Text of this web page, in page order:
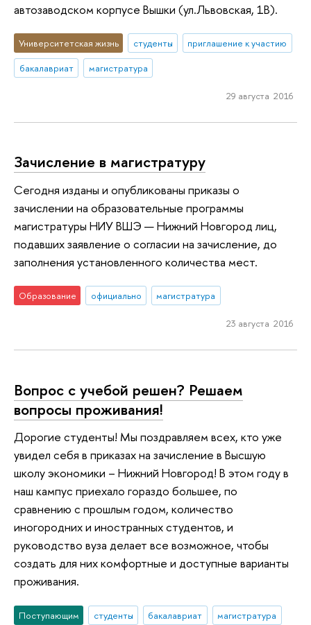
автозаводском корпусе Вышки (ул.Львовская, 1В).
Университетская жизнь студенты
приглашение к участию
бакалавриат
магистратура
29 августа 2016
Зачисление в магистратуру
Сегодня изданы и опубликованы приказы о
зачислении на образовательные программы
магистратуры НИУ ВШЭ — Нижний Новгород лиц,
подавших заявление о согласии на зачисление, до
заполнения установленного количества мест.
Образование официально магистратура
23 августа 2016
Вопрос с учебой решен? Решаем
вопросы проживания!
Дорогие студенты! Мы поздравляем всех, кто уже
увидел себя в приказах на зачисление в Высшую
школу экономики – Нижний Новгород! В этом году в
наш кампус приехало гораздо большее, по
сравнению с прошлым годом, количество
иногородних и иностранных студентов, и
руководство вуза делает все возможное, чтобы
создать для них комфортные и доступные варианты
проживания.
Поступающим студенты бакалавриат магистратура